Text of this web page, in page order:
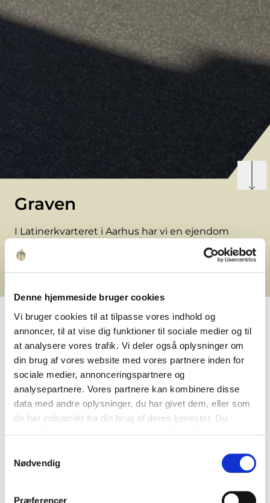
Denne hjemmeside bruger cookies
Vi bruger cookies til at tilpasse vores indhold og
annoncer, til at vise dig funktioner til sociale medier og til
at analysere vores trafik. Vi deler også oplysninger om
din brug af vores website med vores partnere inden for
sociale medier, annonceringspartnere og
analysepartnere. Vores partnere kan kombinere disse
data med andre oplysninger, du har givet dem, eller som
de har indsamlet fra din brug af deres tjenester. Du
Nødvendig
Præferencer
Graven
I Latinerkvarteret i Aarhus har vi en ejendom
med butikker, kontorer og boliger samlet
omkring et historisk gårdrum mellem Graven
og de bagvedliggende bygninger.
Et historisk gårdmiljø med
rødder i 1700-tallet
Graven 24-26 har rødder tilbage til 1700-tallet og
er en del af den historiske bebyggelse i
Latinerkvarteret. Ejendommen består af flere
gennem tiden har været en del af